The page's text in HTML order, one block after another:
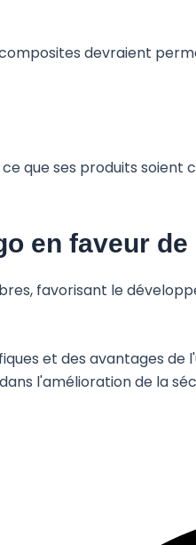
devraient
que ses produits
en faveur
favorisant le
et des avantages de
l'amélioration de la